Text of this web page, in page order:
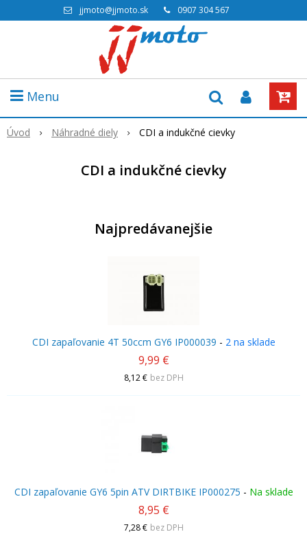
jjmoto@jjmoto.sk 0907 304 567
Menu
Úvod Náhradné diely CDI a indukčné cievky
CDI a indukčné cievky
Najpredávanejšie
CDI zapaľovanie 4T 50ccm GY6 IP000039 - 2 na sklade
9,99 €
8,12 € bez DPH
CDI zapaľovanie GY6 5pin ATV DIRTBIKE IP000275 - Na sklade
8,95 €
7,28 € bez DPH